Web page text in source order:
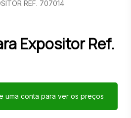
REF. 707014
Expositor Ref.
uma conta para ver os preços